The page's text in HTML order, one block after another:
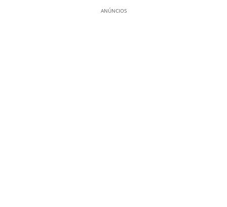
ANÚNCIOS